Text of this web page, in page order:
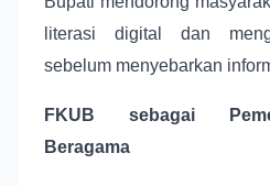
literasi digital dan
sebelum menyebarkan
FKUB sebagai
Beragama